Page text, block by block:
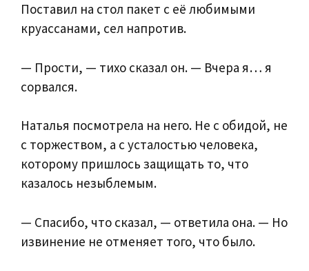
Поставил на стол пакет с её любимыми
круассанами, сел напротив.
— Прости, — тихо сказал он. — Вчера я… я
сорвался.
Наталья посмотрела на него. Не с обидой, не
с торжеством, а с усталостью человека,
которому пришлось защищать то, что
казалось незыблемым.
— Спасибо, что сказал, — ответила она. — Но
извинение не отменяет того, что было.